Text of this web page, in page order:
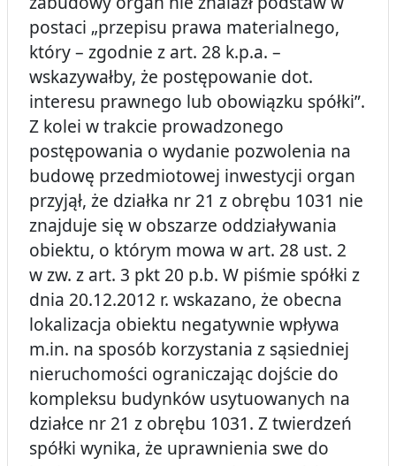
postaci „przepisu prawa materialnego,
który – zgodnie z art. 28 k.p.a. –
wskazywałby, że postępowanie dot.
interesu prawnego lub obowiązku spółki”.
Z kolei w trakcie prowadzonego
postępowania o wydanie pozwolenia na
budowę przedmiotowej inwestycji organ
przyjął, że działka nr 21 z obrębu 1031 nie
znajduje się w obszarze oddziaływania
obiektu, o którym mowa w art. 28 ust. 2
w zw. z art. 3 pkt 20 p.b. W piśmie spółki z
dnia 20.12.2012 r. wskazano, że obecna
lokalizacja obiektu negatywnie wpływa
m.in. na sposób korzystania z sąsiedniej
nieruchomości ograniczając dojście do
kompleksu budynków usytuowanych na
działce nr 21 z obrębu 1031. Z twierdzeń
spółki wynika, że uprawnienia swe do